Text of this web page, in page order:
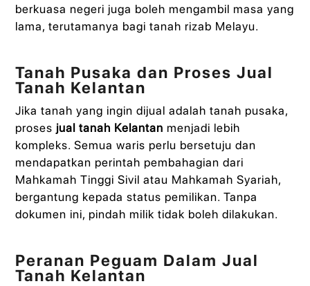
berkuasa negeri juga boleh mengambil masa yang
lama, terutamanya bagi tanah rizab Melayu.
Tanah Pusaka dan Proses Jual
Tanah Kelantan
Jika tanah yang ingin dijual adalah tanah pusaka,
proses jual tanah Kelantan menjadi lebih
kompleks. Semua waris perlu bersetuju dan
mendapatkan perintah pembahagian dari
Mahkamah Tinggi Sivil atau Mahkamah Syariah,
bergantung kepada status pemilikan. Tanpa
dokumen ini, pindah milik tidak boleh dilakukan.
Peranan Peguam Dalam Jual
Tanah Kelantan